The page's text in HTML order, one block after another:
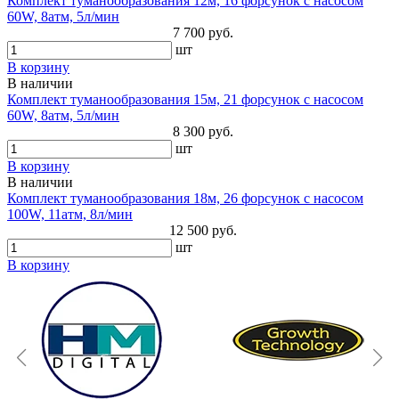
60W, 8атм, 5л/мин
7 700 руб.
шт
В корзину
В наличии
Комплект туманообразования 15м, 21 форсунок с насосом
60W, 8атм, 5л/мин
8 300 руб.
шт
В корзину
В наличии
Комплект туманообразования 18м, 26 форсунок с насосом
100W, 11атм, 8л/мин
12 500 руб.
шт
В корзину